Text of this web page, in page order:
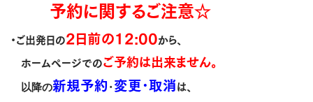
予約に関するご注意☆
・ご出発日の2日前の12:00から、
ホームページでのご予約は出来ません。
以降の新規予約 ･変更･取消は、